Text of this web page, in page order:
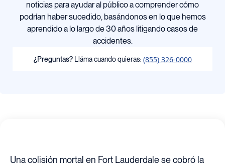
Una colisión mortal en Fort Lauderdale se cobró la
noticias para ayudar al público a comprender cómo
podrían haber sucedido, basándonos en lo que hemos
aprendido a lo largo de 30 años litigando casos de
accidentes.
¿Preguntas? Lláma cuando quieras: (855) 326-0000